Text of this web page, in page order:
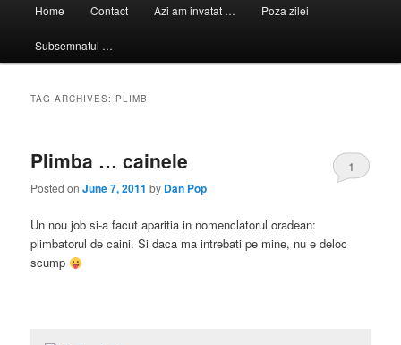
Home Contact Azi am invatat … Poza zilei
Subsemnatul …
TAG ARCHIVES: PLIMB
Plimba … cainele
Posted onJune 7, 2011 by Dan Pop
1
Un nou job si-a facut aparitia in nomenclatorul oradean:
plimbatorul de caini. Si daca ma intrebati pe mine, nu e deloc
scump